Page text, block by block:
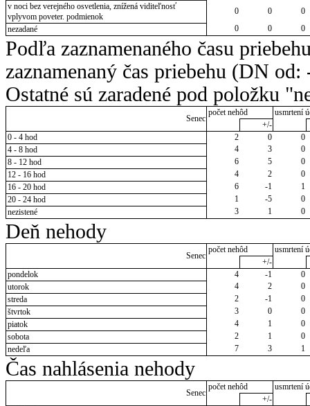
v noci bez verejného osvetlenia, znížená viditeľnosť
vplyvom poveter. podmienok
0 0
0
nezadané
0 0 0
Podľa zaznamenaného času
zaznamenaný čas priebehu (DN
Ostatné sú zaradené pod položku
Senec
počet nehôd
usmrtení
+/-
0 - 4 hod
2 0
0
4 - 8 hod
4 3
0
8 - 12 hod
6 5
0
12 - 16 hod
4 2
0
16 - 20 hod
6 -1
1
20 - 24 hod
1 -5
0
nezistené
3 1 0
Deň nehody
Senec
počet nehôd
usmrtení
+/-
pondelok
4 -1
0
utorok
4 2
0
streda
2 -1
0
štvrtok
3 0
0
piatok
4 1
0
sobota
2 1
0
nedeľa
7 3 1
Čas nahlásenia nehody
Senec
počet nehôd
usmrtení
+/-